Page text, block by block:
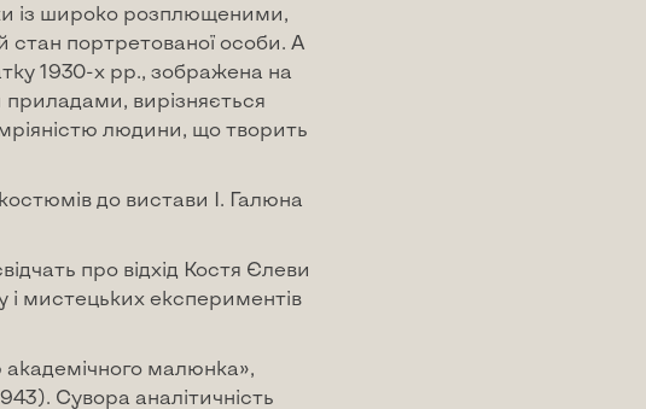
із широко розплющеними,
стан портретованої особи. А
1930-х рр., зображена на
вирізняється
людини, що творить
до вистави І. Галюна
про відхід Костя Єлеви
і мистецьких експериментів
малюнка»,
Сувора аналітичність